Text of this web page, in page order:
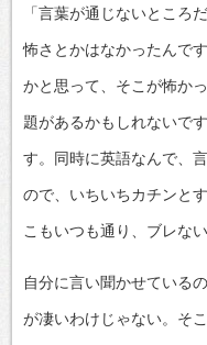
「言葉が通じないところ
怖さとかはなかったんで
かと思って、そこが怖か
題があるかもしれないで
す。同時に英語なんで、
ので、いちいちカチンと
こもいつも通り、ブレな
自分に言い聞かせている
が凄いわけじゃない。そ